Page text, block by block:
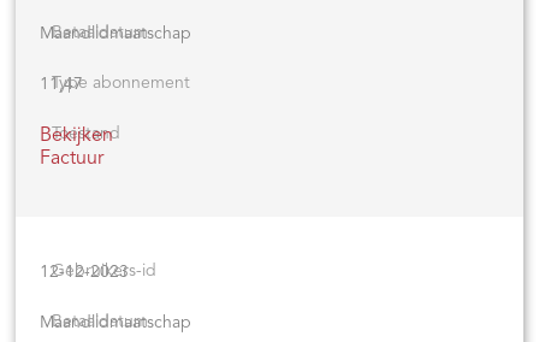
Maandlidmaatschap
11,47
Bekijken
Factuur
12-12-2023
Maandlidmaatschap